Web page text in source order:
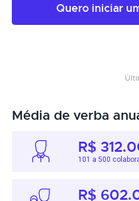
Quero iniciar
Média de verba
R$
101 a 500
R$